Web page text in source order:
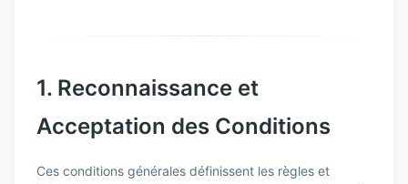
1. Reconnaissance et
Acceptation des Conditions
Ces conditions générales définissent les règles et